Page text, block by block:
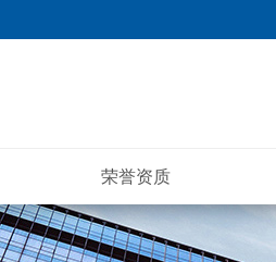
荣誉资质